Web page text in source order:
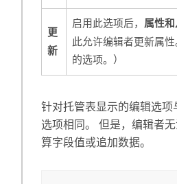
更
新
启用此选项后， 属性
此允许编辑者更新属
的选项。）
针对托管表显示的编辑选项
选项相同。 但是，编辑者
算字段值或追加数据。